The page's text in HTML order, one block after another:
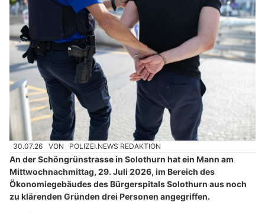
30.07.26 VON POLIZEI.NEWS REDAKTION
An der Schöngrünstrasse in Solothurn hat ein Mann am
Mittwochnachmittag, 29. Juli 2026, im Bereich des
Ökonomiegebäudes des Bürgerspitals Solothurn aus noch
zu klärenden Gründen drei Personen angegriffen.